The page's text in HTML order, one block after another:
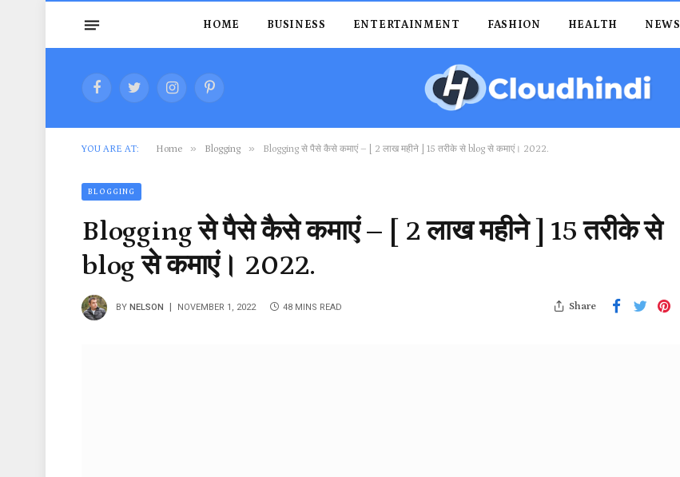
HOME BUSINESS ENTERTAINMENT FASHION HEALTH NEWS
FacebookTwitterInstagramPinterest
YOU ARE AT: Home » Blogging » Blogging से पैसे कैसे कमाएं – [ 2 लाख महीने ] 15 तरीके से blog से कमाएं। 2022.
BLOGGING
Blogging से पैसे कैसे कमाएं – [ 2 लाख महीने ] 15 तरीके से
blog से कमाएं। 2022.
BY NELSON NOVEMBER 1, 2022 48 MINS READ Share